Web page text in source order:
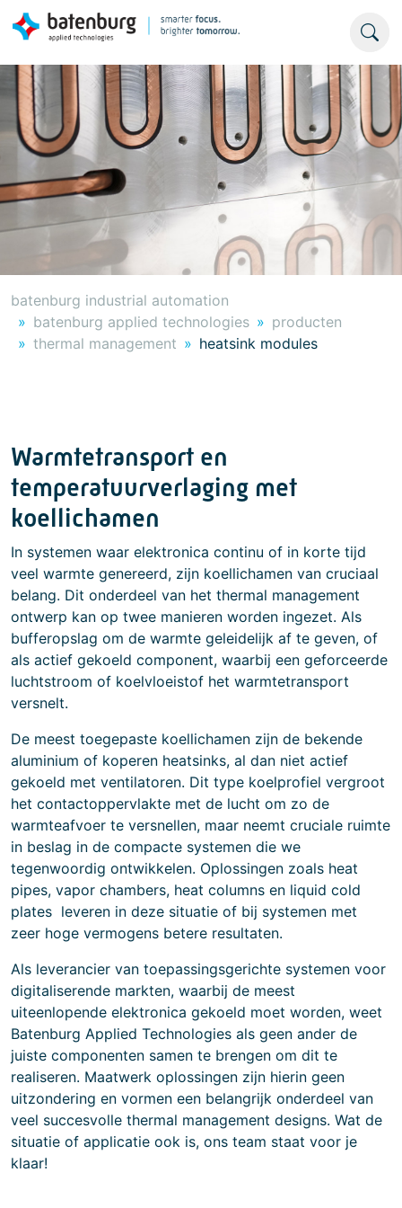
batenburg industrial automation
batenburg applied technologies
producten
thermal management
heatsink modules
Warmtetransport en
temperatuurverlaging met
koellichamen
In systemen waar elektronica continu of in korte tijd
veel warmte genereerd, zijn koellichamen van cruciaal
belang. Dit onderdeel van het thermal management
ontwerp kan op twee manieren worden ingezet. Als
bufferopslag om de warmte geleidelijk af te geven, of
als actief gekoeld component, waarbij een geforceerde
luchtstroom of koelvloeistof het warmtetransport
versnelt.
De meest toegepaste koellichamen zijn de bekende
aluminium of koperen heatsinks, al dan niet actief
gekoeld met ventilatoren. Dit type koelprofiel vergroot
het contactoppervlakte met de lucht om zo de
warmteafvoer te versnellen, maar neemt cruciale ruimte
in beslag in de compacte systemen die we
tegenwoordig ontwikkelen. Oplossingen zoals heat
pipes, vapor chambers, heat columns en liquid cold
plates leveren in deze situatie of bij systemen met
zeer hoge vermogens betere resultaten.
Als leverancier van toepassingsgerichte systemen voor
digitaliserende markten, waarbij de meest
uiteenlopende elektronica gekoeld moet worden, weet
Batenburg Applied Technologies als geen ander de
juiste componenten samen te brengen om dit te
realiseren. Maatwerk oplossingen zijn hierin geen
uitzondering en vormen een belangrijk onderdeel van
veel succesvolle thermal management designs. Wat de
situatie of applicatie ook is, ons team staat voor je
klaar!